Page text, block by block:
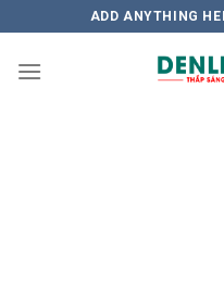
to
content
ADD ANYTHING